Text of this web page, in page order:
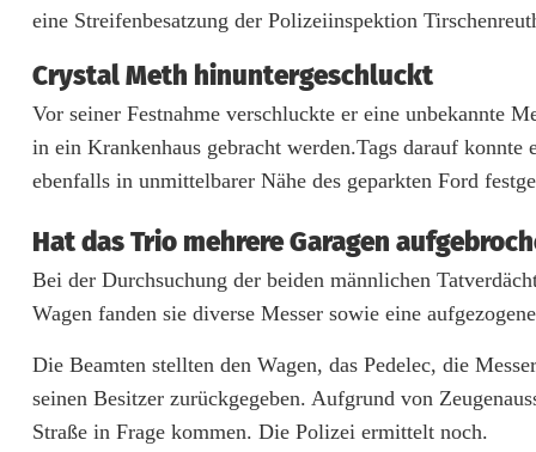
s
R
a
d
M
e
s
e
eine Streifenbesatzung der Polizeiinspektion
Crystal Meth hinuntergeschluckt
Vor seiner Festnahme verschluckte er eine unbekannte
in ein Krankenhaus gebracht werden.Tags darauf
ebenfalls in unmittelbarer Nähe des geparkten Ford
Hat das Trio mehrere Garagen
Bei der Durchsuchung der beiden männlichen
Wagen fanden sie diverse Messer sowie eine
Die Beamten stellten den Wagen, das Pedelec, die
seinen Besitzer zurückgegeben. Aufgrund von
Straße in Frage kommen. Die Polizei ermittelt noch.